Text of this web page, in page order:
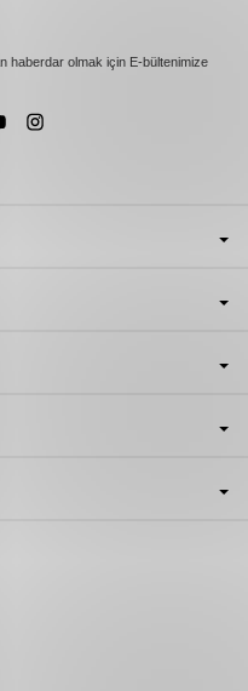
haberdar olmak için E-bültenimize